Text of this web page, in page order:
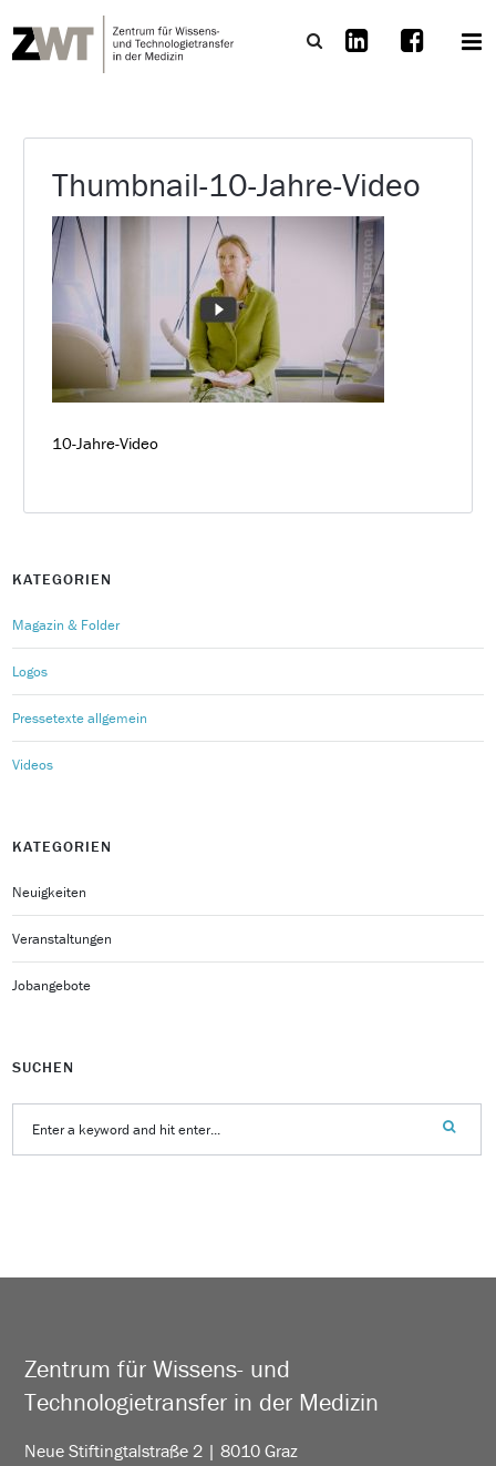
Thumbnail-10-Jahre-Video
10-Jahre-Video
KATEGORIEN
Magazin & Folder
Logos
Pressetexte allgemein
Videos
KATEGORIEN
Neuigkeiten
Veranstaltungen
Jobangebote
SUCHEN
Zentrum für Wissens- und
Technologietransfer in der Medizin
Neue Stiftingtalstraße 2 | 8010 Graz